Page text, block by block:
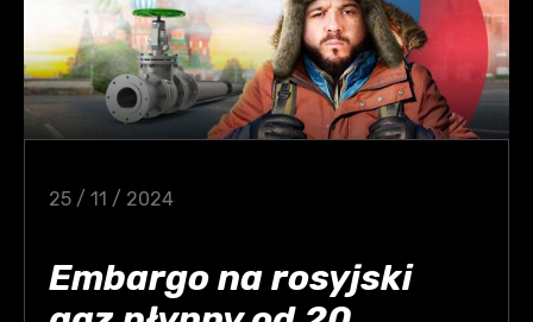
25 / 11 / 2024
Embargo na rosyjski